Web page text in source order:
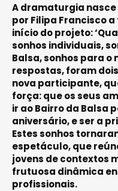
A dramaturgia
por Filipa Francisco
início do projeto:
sonhos individuais,
Balsa, sonhos para o
respostas, foram
nova participante,
força: que os seus
ir ao Bairro da Balsa
aniversário, e ser a
Estes sonhos
espetáculo, que
jovens de contextos
frutuosa dinâmica
profissionais.